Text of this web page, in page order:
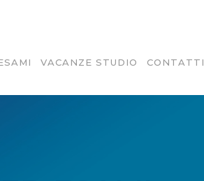
VACANZE STUDIO CONTATTI